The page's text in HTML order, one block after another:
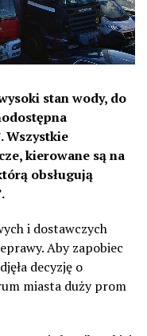
stan wody, do
Wszystkie
kierowane są na
obsługują
i dostawczych
Aby zapobiec
decyzję o
miasta duży prom